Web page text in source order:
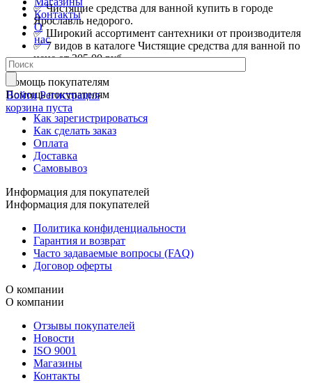
Контакты
О
нас
Войти Регистрация
корзина пуста
✅ Чистящие средства для ванной купить в городе
Ярославль недорого.
✅ Широкий ассортимент сантехники от производителя
✅ 7 видов в каталоге Чистящие средства для ванной по
цене от 305.00 руб.
Помощь покупателям
Помощь покупателям
Как зарегистрироваться
Как сделать заказ
Оплата
Доставка
Самовывоз
Информация для покупателей
Информация для покупателей
Политика конфиденциальности
Гарантия и возврат
Часто задаваемые вопросы (FAQ)
Договор оферты
О компании
О компании
Отзывы покупателей
Новости
ISO 9001
Магазины
Контакты